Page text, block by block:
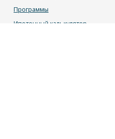
Программы
Ипотечный калькулятор